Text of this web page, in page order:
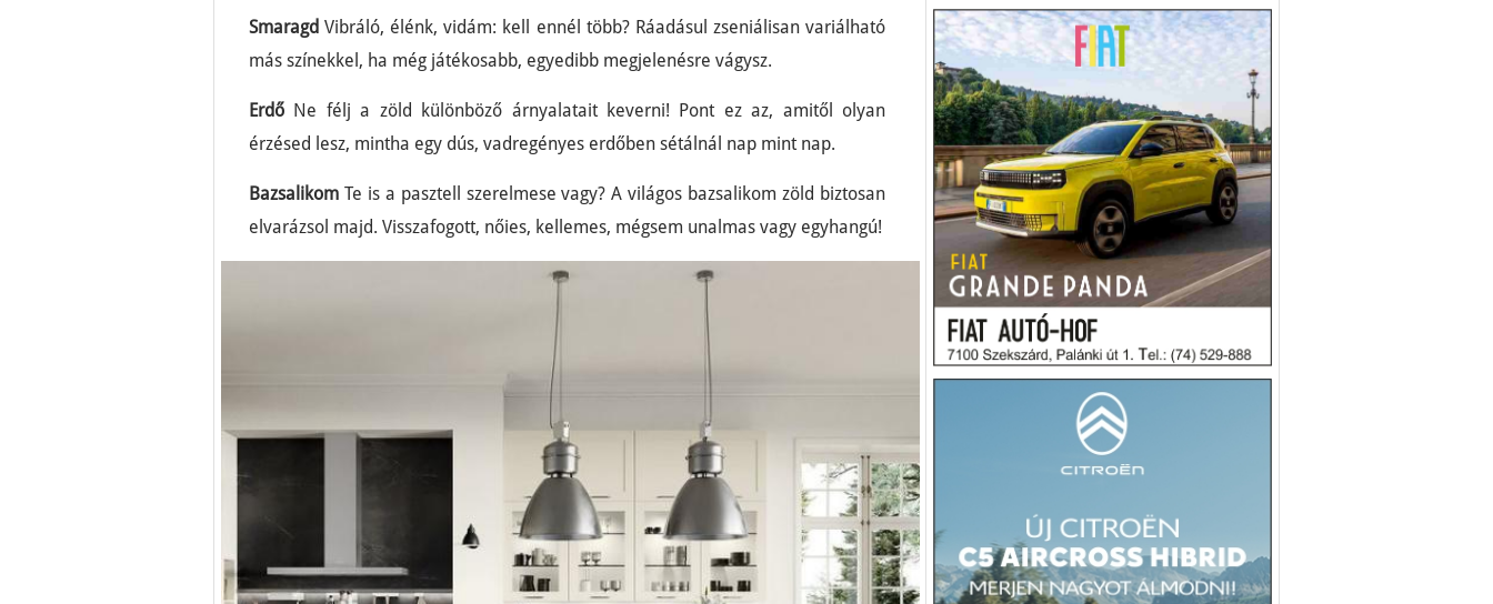
Smaragd Vibráló, élénk, vidám: kell ennél több? Ráadásul zseniálisan variálható
más színekkel, ha még játékosabb, egyedibb megjelenésre vágysz.
Erdő Ne félj a zöld különböző árnyalatait keverni! Pont ez az, amitől olyan
érzésed lesz, mintha egy dús, vadregényes erdőben sétálnál nap mint nap.
Bazsalikom Te is a pasztell szerelmese vagy? A világos bazsalikom zöld biztosan
elvarázsol majd. Visszafogott, nőies, kellemes, mégsem unalmas vagy egyhangú!